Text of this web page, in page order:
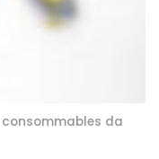
consommables da